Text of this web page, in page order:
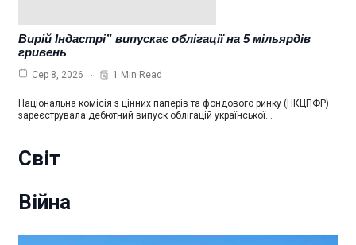
Вирій Індастрі” випускає облігації на 5 мільярдів
гривень
Сер 8, 2026 1 Min Read
Національна комісія з цінних паперів та фондового ринку (НКЦПФР)
зареєструвала дебютний випуск облігацій української…
Світ
Війна